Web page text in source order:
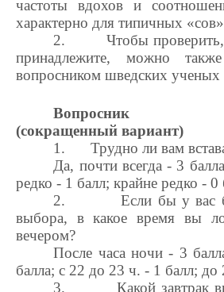
частоты вдохов и
характерно для типичных
2.
Чтобы
принадлежите, можно также
вопросником шведских ученых
Вопросник
(сокращенный вариант)
1.
Трудно ли вам
Да, почти всегда - 3
редко - 1 балл; крайне редко - 0
2.
Если бы у вас
выбора, в какое время вы
вечером?
После часа ночи - 3
балла; с 22 до 23 ч. - 1 балл; до
3.
Какой завтрак